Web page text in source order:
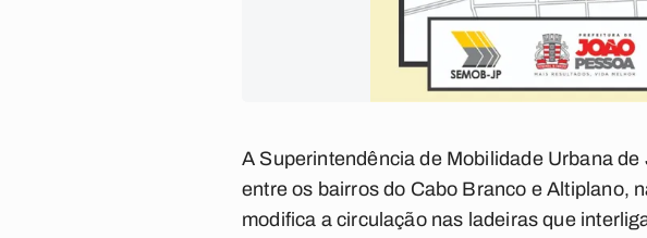
A Superintendência de Mobilidade Urbana
entre os bairros do Cabo Branco e Altiplano,
modifica a circulação nas ladeiras que